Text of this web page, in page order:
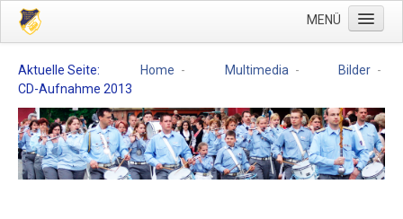
MENÜ
Über uns
Repertoire
Ausbildung
Aktuelle Seite: Home - Multimedia - Bilder -
CD-Aufnahme 2013